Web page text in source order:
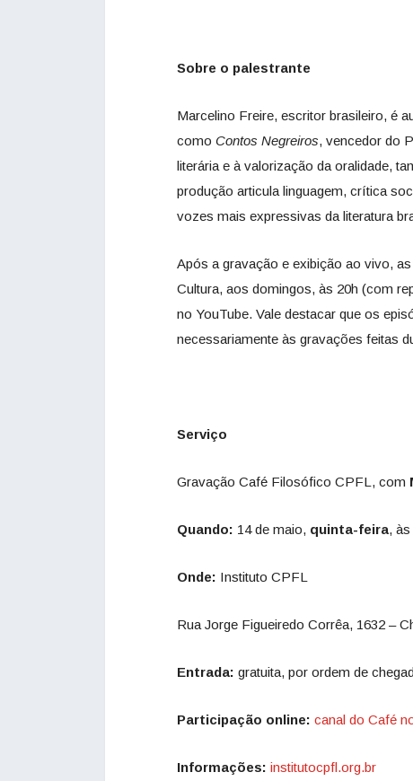
Sobre o palestrante
Marcelino Freire, escritor brasileiro, é
como Contos Negreiros, vencedor do
literária e à valorização da oralidade,
produção articula linguagem, crítica
vozes mais expressivas da literatura
Após a gravação e exibição ao vivo,
Cultura, aos domingos, às 20h (com
no YouTube. Vale destacar que os
necessariamente às gravações feitas
Serviço
Gravação Café Filosófico CPFL, com
Quando: 14 de maio, quinta-feira, às
Onde: Instituto CPFL
Rua Jorge Figueiredo Corrêa, 1632 –
Entrada: gratuita, por ordem de
Participação online: canal do Café
Informações: institutocpfl.org.br